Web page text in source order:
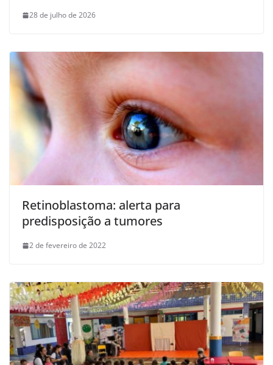
28 de julho de 2026
Retinoblastoma: alerta para
predisposição a tumores
2 de fevereiro de 2022